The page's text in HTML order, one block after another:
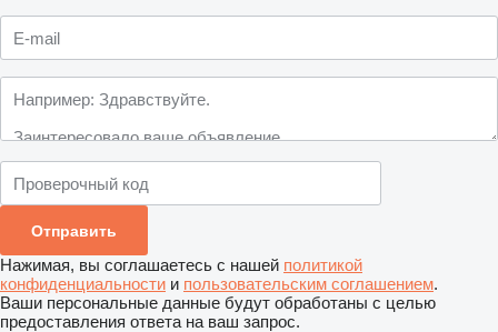
Нажимая, вы соглашаетесь с нашей политикой
конфиденциальности и пользовательским соглашением.
Ваши персональные данные будут обработаны с целью
предоставления ответа на ваш запрос.